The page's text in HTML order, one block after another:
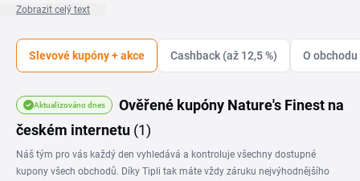
tu nakoupíš vitamíny, proteiny i bylinné přípravky za příznivější cenu, stačí
Nature's Finest slevové kódy na konkrétní nákup? Přehled ověřených
kupónů a aktuálních nabídek máš pohromadě na jednom místě a průběžně
ho doplňujeme. Když ho sleduješ pravidelně, zachytíš i sezonní slevy,
stránku uložit do oblíbených.
Zobrazit celý text
Slevové kupóny + akce Cashback (až 12,5 %) O
Aktualizováno dnes
Ověřené kupóny Nature's Finest na
českém internetu (1)
Náš tým pro vás každý den vyhledává a kontroluje všechny dostupné
kupony všech obchodů. Díky Tipli tak máte vždy záruku nejvýhodnějšího